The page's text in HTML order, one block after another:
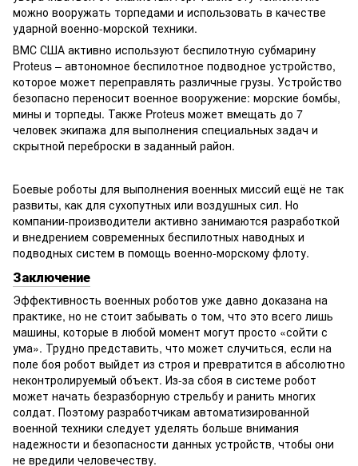
можно вооружать торпедами и использовать в качестве
ударной военно-морской техники.
ВМС США активно используют беспилотную субмарину
Proteus – автономное беспилотное подводное устройство,
которое может переправлять различные грузы. Устройство
безопасно переносит военное вооружение: морские бомбы,
мины и торпеды. Также Proteus может вмещать до 7
человек экипажа для выполнения специальных задач и
скрытной переброски в заданный район.
Боевые роботы для выполнения военных миссий ещё не так
развиты, как для сухопутных или воздушных сил. Но
компании-производители активно занимаются разработкой
и внедрением современных беспилотных наводных и
подводных систем в помощь военно-морскому флоту.
Заключение
Эффективность военных роботов уже давно доказана на
практике, но не стоит забывать о том, что это всего лишь
машины, которые в любой момент могут просто «сойти с
ума». Трудно представить, что может случиться, если на
поле боя робот выйдет из строя и превратится в абсолютно
неконтролируемый объект. Из-за сбоя в системе робот
может начать безразборную стрельбу и ранить многих
солдат. Поэтому разработчикам автоматизированной
военной техники следует уделять больше внимания
надежности и безопасности данных устройств, чтобы они
не вредили человечеству.